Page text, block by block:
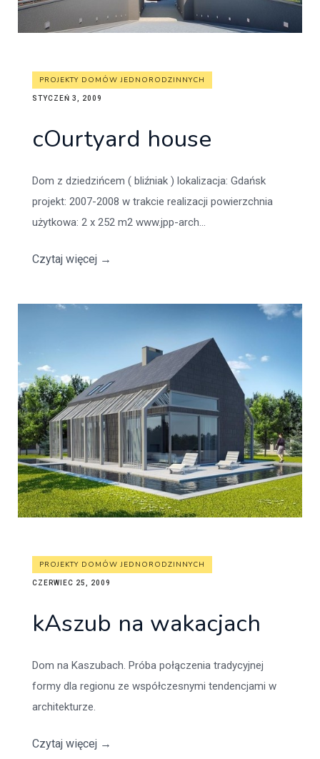
PROJEKTY DOMÓW JEDNORODZINNYCH
STYCZEŃ 3, 2009
cOurtyard house
Dom z dziedzińcem ( bliźniak ) lokalizacja: Gdańsk
projekt: 2007-2008 w trakcie realizacji powierzchnia
użytkowa: 2 x 252 m2 www.jpp-arch...
Czytaj więcej →
PROJEKTY DOMÓW JEDNORODZINNYCH
CZERWIEC 25, 2009
kAszub na wakacjach
Dom na Kaszubach. Próba połączenia tradycyjnej
formy dla regionu ze współczesnymi tendencjami w
architekturze.
Czytaj więcej →